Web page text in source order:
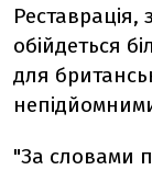
Реставрація,
обійдеться
для
"За словами